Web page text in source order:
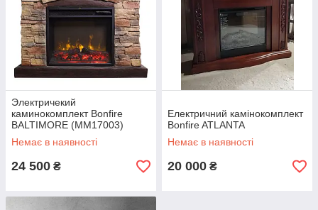
Электричекий
каминокомплект Bonfire
BALTIMORE (MM17003)
Немає в наявності
24 500 ₴
Електричний камінокомплект
Bonfire ATLANTA
Немає в наявності
20 000 ₴